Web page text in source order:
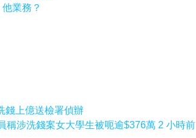
他業務？
錢上億送檢署偵辦
稱涉洗錢案女大學生被呃逾$376萬 2 小時前